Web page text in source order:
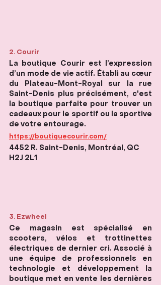
2. Courir
La boutique Courir est l’expression
d’un mode de vie actif. Établi au cœur
du Plateau-Mont-Royal sur la rue
Saint-Denis plus précisément, c'est
la boutique parfaite pour trouver un
cadeaux pour le sportif ou la sportive
de votre entourage.
https://boutiquecourir.com/
4452 R. Saint-Denis, Montréal, QC
H2J 2L1
3. Ezwheel
Ce magasin est spécialisé en
scooters, vélos et trottinettes
électriques de dernier cri. Associé à
une équipe de professionnels en
technologie et développement la
boutique met en vente les dernières